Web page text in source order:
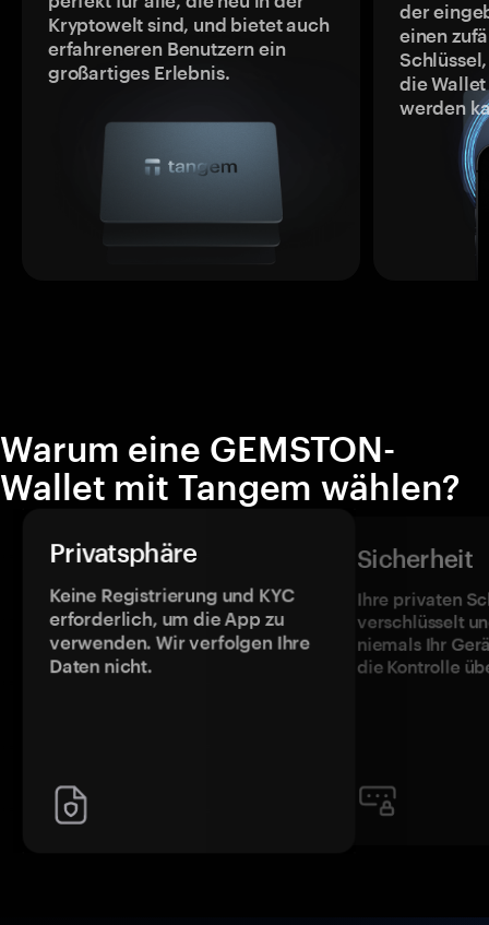
Kryptowelt sind, und bietet auch
erfahreneren Benutzern ein
großartiges Erlebnis.
der
einen
die
werden
Warum eine GEMSTON-
Wallet mit Tangem wählen?
Privatsphäre
Keine Registrierung und KYC
erforderlich, um die App zu
verwenden. Wir verfolgen Ihre
Daten nicht.
Sicherheit
Ihre privaten
verschlüsselt
niemals Ihr
die Kontrolle